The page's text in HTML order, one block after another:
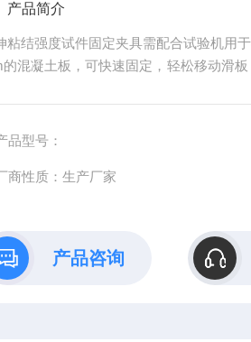
产品简介
粘结强度试件固定夹具需配合试验机用
的混凝土板，可快速固定，轻松移动滑
品型号：
商性质：生产厂家
产品咨询